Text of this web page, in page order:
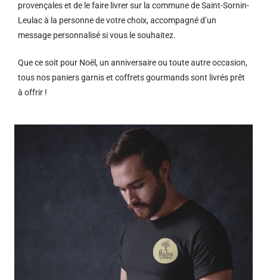
provençales et de le faire livrer sur la commune de Saint-Sornin-
Leulac à la personne de votre choix, accompagné d’un
message personnalisé si vous le souhaitez.
Que ce soit pour Noël, un anniversaire ou toute autre occasion,
tous nos paniers garnis et coffrets gourmands sont livrés prêt
à offrir !